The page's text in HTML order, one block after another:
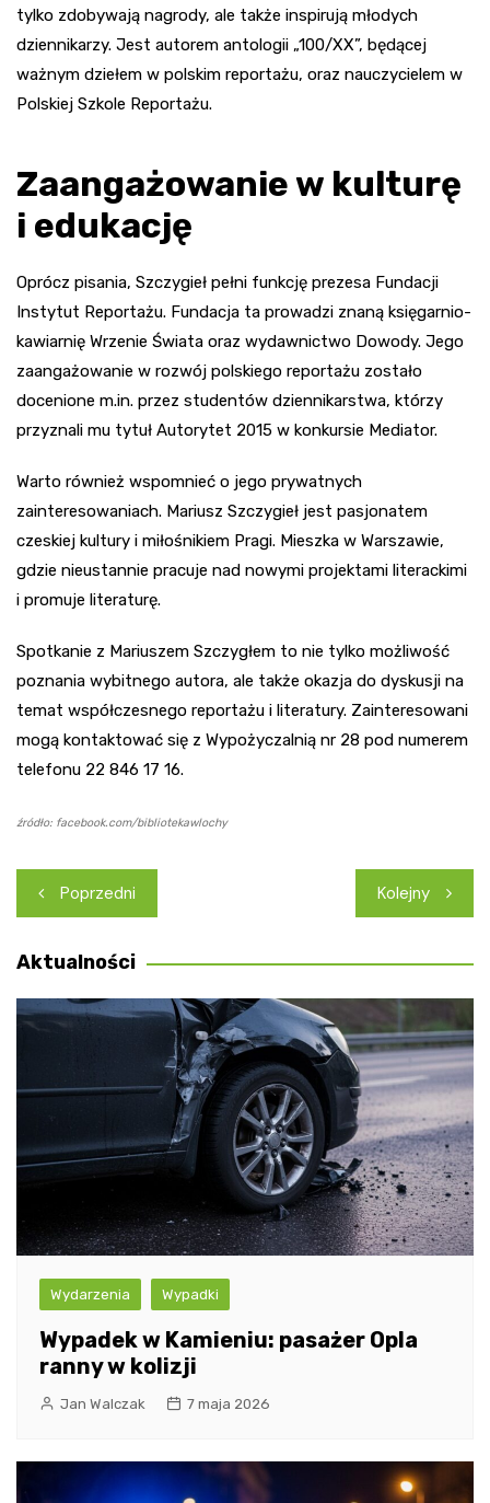
tylko zdobywają nagrody, ale także inspirują młodych
dziennikarzy. Jest autorem antologii „100/XX”, będącej
ważnym dziełem w polskim reportażu, oraz nauczycielem w
Polskiej Szkole Reportażu.
Zaangażowanie w kulturę
i edukację
Oprócz pisania, Szczygieł pełni funkcję prezesa Fundacji
Instytut Reportażu. Fundacja ta prowadzi znaną księgarnio-
kawiarnię Wrzenie Świata oraz wydawnictwo Dowody. Jego
zaangażowanie w rozwój polskiego reportażu zostało
docenione m.in. przez studentów dziennikarstwa, którzy
przyznali mu tytuł Autorytet 2015 w konkursie Mediator.
Warto również wspomnieć o jego prywatnych
zainteresowaniach. Mariusz Szczygieł jest pasjonatem
czeskiej kultury i miłośnikiem Pragi. Mieszka w Warszawie,
gdzie nieustannie pracuje nad nowymi projektami literackimi
i promuje literaturę.
Spotkanie z Mariuszem Szczygłem to nie tylko możliwość
poznania wybitnego autora, ale także okazja do dyskusji na
temat współczesnego reportażu i literatury. Zainteresowani
mogą kontaktować się z Wypożyczalnią nr 28 pod numerem
telefonu 22 846 17 16.
źródło: facebook.com/bibliotekawlochy
Nawigacja
wpisu
Poprzedni Kolejny
Aktualności
Wydarzenia Wypadki
Wypadek w Kamieniu: pasażer Opla
ranny w kolizji
Jan Walczak 7 maja 2026